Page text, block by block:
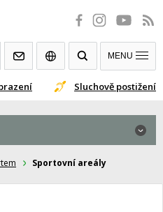
Sluchově postižení
MENU
Sportovní areály